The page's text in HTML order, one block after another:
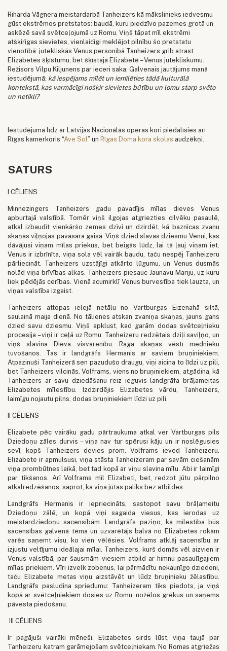
Riharda Vāgnera meistardarbā Tanheizers kā mākslinieks iedvesmu
gūst ekstrēmos pretstatos: baudā, kuru piedzīvo pazemes grotā un
askēzē savā svētceļojumā uz Romu. Viņš tāpat mīl ekstrēmi
atšķirīgas sievietes, vienlaicīgi meklējot pilnību šo pretstatu
vienotībā: jutekliskās Venus personībā Tanheizers grib atrast
Elizabetes šķīstumu, bet šķīstajā Elizabetē – Venus jutekliskumu.
Režisors Vilpu Kiljunens par ieceri saka: Galvenais jautājums manā
iestudējumā: kā iespējams mīlēt un iemīlēties tādā kulturālā
kontekstā, kas varmācīgi nošķir sievietes būtību un lomu starp svēto
un netikli?
Iestudējumā līdz ar Latvijas Nacionālās operas kori piedalīsies arī
Rīgas kamerkoris “Ave Sol” un Rīgas Doma kora skolas audzēkņi.
SATURS
I CĒLIENS
Minnezingers Tanheizers gadu pavadījis mīlas dieves Venus
apburtajā valstībā. Tomēr viņš ilgojas atgriezties cilvēku pasaulē,
atkal izbaudīt vienkāršo zemes dzīvi un dzirdēt, kā baznīcas zvanu
skaņas viļņojas pavasara gaisā. Viņš dzied slavas dziesmu Venui, kas
dāvājusi viņam mīlas priekus, bet beigās lūdz, lai tā ļauj viņam iet.
Venus ir izbrīnīta, viņa sola vēl vairāk baudu, taču nespēj Tanheizeru
pārliecināt. Tanheizers uzstājīgi atkārto lūgumu, un Venus dusmās
nolād viņa brīvības alkas. Tanheizers piesauc Jaunavu Mariju, uz kuru
liek pēdējās cerības. Vienā acumirklī Venus burvestība tiek lauzta, un
viņas valstība izgaist.
Tanheizers attopas ielejā netālu no Vartburgas Eizenahā siltā,
saulainā maija dienā. No tālienes atskan zvaniņa skaņas, jauns gans
dzied savu dziesmu. Viņš apklust, kad garām dodas svētceļnieku
procesija – viņi ir ceļā uz Romu. Tanheizeru redzētais dziļi saviļņo, un
viņš slavina Dieva visvarenību. Raga skaņas vēstī mednieku
tuvošanos. Tas ir landgrāfs Hermanis ar saviem bruņiniekiem.
Atpazinuši Tanheizerā sen pazudušo draugu, viņi aicina to līdzi uz pili,
bet Tanheizers vilcinās. Volframs, viens no bruņiniekiem, atgādina, kā
Tanheizers ar savu dziedāšanu reiz ieguvis landgrāfa brāļameitas
Elizabetes mīlestību. Izdzirdējis Elizabetes vārdu, Tanheizers,
laimīgu nojautu pilns, dodas bruņiniekiem līdzi uz pili.
II CĒLIENS
Elizabete pēc vairāku gadu pārtraukuma atkal ver Vartburgas pils
Dziedoņu zāles durvis – viņa nav tur spērusi kāju un ir noslēgusies
sevī, kopš Tanheizers devies prom. Volframs ieved Tanheizeru.
Elizabete ir apmulsusi, viņa stāsta Tanheizeram par savām ciešanām
viņa prombūtnes laikā, bet tad kopā ar viņu slavina mīlu. Abi ir laimīgi
par tikšanos. Arī Volframs mīl Elizabeti, bet, redzot jūtu pārpilno
atkalredzēšanos, saprot, ka viņa jūtas paliks bez atbildes.
Landgrāfs Hermanis ir iepriecināts, sastopot savu brāļameitu
Dziedoņu zālē, un kopā viņi sagaida viesus, kas ierodas uz
meistardziedoņu sacensībām. Landgrāfs paziņo, ka mīlestība būs
sacensības galvenā tēma un uzvarētājs balvā no Elizabetes rokām
varēs saņemt visu, ko vien vēlēsies. Volframs atklāj sacensību ar
izjustu veltījumu ideālajai mīlai. Tanheizers, kurš domās vēl aizvien ir
Venus valstībā, par šausmām viesiem atbild ar himnu pasaulīgajiem
mīlas priekiem. Vīri izvelk zobenus, lai pārmācītu nekaunīgo dziedoni,
taču Elizabete metas viņu aizstāvēt un lūdz bruņinieku žēlastību.
Landgrāfs pasludina spriedumu: Tanheizeram tiks piedots, ja viņš
kopā ar svētceļniekiem dosies uz Romu, nožēlos grēkus un saņems
pāvesta piedošanu.
III CĒLIENS
Ir pagājuši vairāki mēneši. Elizabetes sirds lūst, viņa taujā par
Tanheizeru katram garāmejošam svētceļniekam. No Romas atgriežas